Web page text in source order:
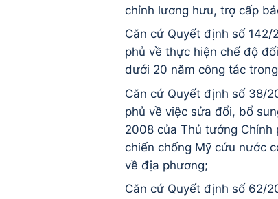
chỉnh lương hưu, trợ cấp
Căn cứ Quyết định số
phủ về thực hiện chế độ
dưới 20 năm công tác
Căn cứ Quyết định số 38/
phủ về việc sửa đổi, bổ
2008 của Thủ tướng
chiến chống Mỹ cứu nước
về địa phương;
Căn cứ Quyết định số 62/